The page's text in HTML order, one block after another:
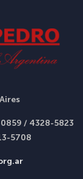
/ 4328-5823
5708